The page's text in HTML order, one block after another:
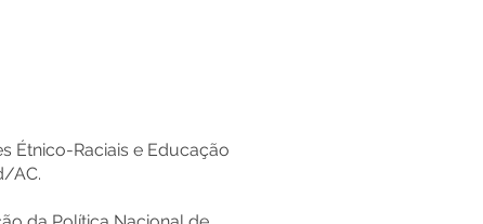
Étnico-Raciais e Educação
AC.